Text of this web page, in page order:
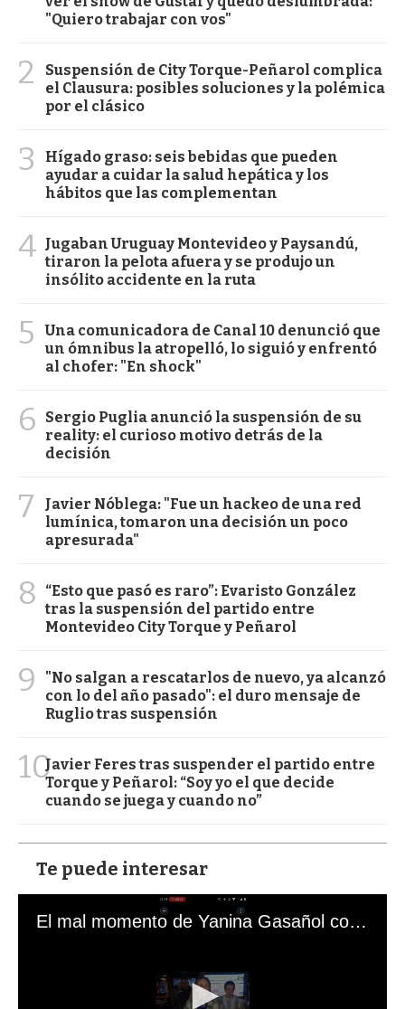
"Quiero trabajar con vos"
2
Suspensión de City Torque-Peñarol complica
el Clausura: posibles soluciones y la polémica
por el clásico
3
Hígado graso: seis bebidas que pueden
ayudar a cuidar la salud hepática y los
hábitos que las complementan
4 Jugaban Uruguay Montevideo y Paysandú,
tiraron la pelota afuera y se produjo un
insólito accidente en la ruta
5
Una comunicadora de Canal 10 denunció que
un ómnibus la atropelló, lo siguió y enfrentó
al chofer: "En shock"
6
Sergio Puglia anunció la suspensión de su
reality: el curioso motivo detrás de la
decisión
7
Javier Nóblega: "Fue un hackeo de una red
lumínica, tomaron una decisión un poco
apresurada"
8
“Esto que pasó es raro”: Evaristo González
tras la suspensión del partido entre
Montevideo City Torque y Peñarol
9
"No salgan a rescatarlos de nuevo, ya alcanzó
con lo del año pasado": el duro mensaje de
Ruglio tras suspensión
10Javier Feres tras suspender el partido entre
Torque y Peñarol: “Soy yo el que decide
cuando se juega y cuando no”
Te puede interesar
El mal momento de Yanina Gasañol con un hincha argentino en "Subrayado"